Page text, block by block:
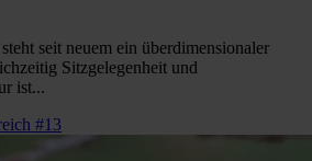
seit neuem ein überdimensionaler
Sitzgelegenheit und
ist...
#13